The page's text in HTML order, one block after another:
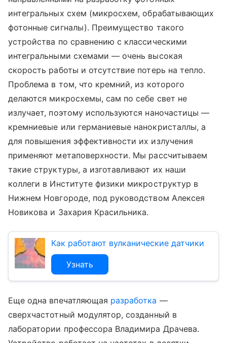
интегральных схем (микросхем, обрабатывающих
фотонные сигналы). Преимущество такого
устройства по сравнению с классическими
интегральными схемами — очень высокая
скорость работы и отсутствие потерь на тепло.
Проблема в том, что кремний, из которого
делаются микросхемы, сам по себе свет не
излучает, поэтому используются наночастицы —
кремниевые или германиевые нанокристаллы, а
для повышения эффективности их излучения
применяют метаповерхности. Мы рассчитываем
такие структуры, а изготавливают их наши
коллеги в Институте физики микроструктур в
Нижнем Новгороде, под руководством Алексея
Новикова и Захария Красильника.
Как работают вулканические датчики
Узнать
Еще одна впечатляющая разработка —
сверхчастотный модулятор, созданный в
лаборатории профессора Владимира Драчева.